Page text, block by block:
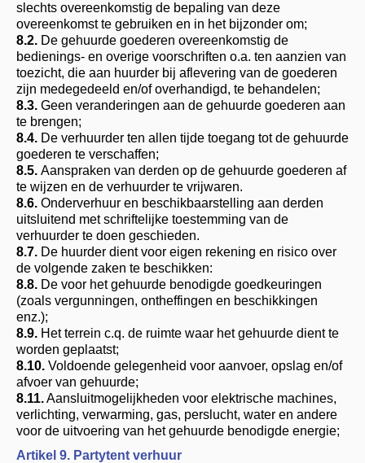
slechts overeenkomstig de bepaling van deze
overeenkomst te gebruiken en in het bijzonder om;
8.2. De gehuurde goederen overeenkomstig de
bedienings- en overige voorschriften o.a. ten aanzien van
toezicht, die aan huurder bij aflevering van de goederen
zijn medegedeeld en/of overhandigd, te behandelen;
8.3. Geen veranderingen aan de gehuurde goederen aan
te brengen;
8.4. De verhuurder ten allen tijde toegang tot de gehuurde
goederen te verschaffen;
8.5. Aanspraken van derden op de gehuurde goederen af
te wijzen en de verhuurder te vrijwaren.
8.6. Onderverhuur en beschikbaarstelling aan derden
uitsluitend met schriftelijke toestemming van de
verhuurder te doen geschieden.
8.7. De huurder dient voor eigen rekening en risico over
de volgende zaken te beschikken:
8.8. De voor het gehuurde benodigde goedkeuringen
(zoals vergunningen, ontheffingen en beschikkingen
enz.);
8.9. Het terrein c.q. de ruimte waar het gehuurde dient te
worden geplaatst;
8.10. Voldoende gelegenheid voor aanvoer, opslag en/of
afvoer van gehuurde;
8.11.Aansluitmogelijkheden voor elektrische machines,
verlichting, verwarming, gas, perslucht, water en andere
voor de uitvoering van het gehuurde benodigde energie;
Artikel 9. Partytent verhuur